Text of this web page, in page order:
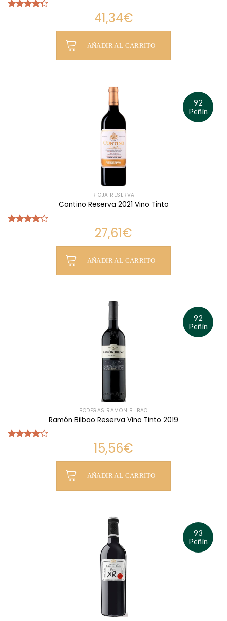
41,34€
AÑADIR AL CARRITO
92
Peñín
RIOJA RESERVA
Contino Reserva 2021 Vino Tinto
27,61€
AÑADIR AL CARRITO
92
Peñín
BODEGAS RAMÓN BILBAO
Ramón Bilbao Reserva Vino Tinto 2019
15,56€
AÑADIR AL CARRITO
93
Peñín